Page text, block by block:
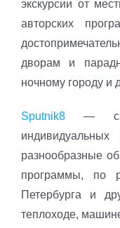
экскурсии от
авторских
дворам и
ночному городу и
Sputnik8 —
разнообразные
программы, по
Петербурга и
теплоходе,